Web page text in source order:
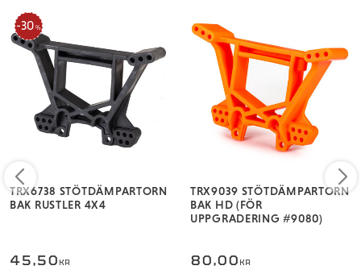
TRX6738 STÖTDÄMPARTORN
BAK RUSTLER 4X4
45,50 KR
30 %
TRX9039 STÖTDÄMPARTORN
BAK HD (FÖR
UPPGRADERING #9080)
80,00 KR